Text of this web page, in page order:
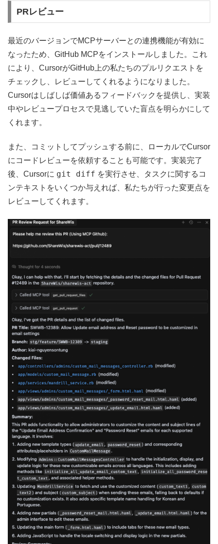
PRレビュー
最近のバージョンでMCPサーバーとの連携機能が有効に
なったため、GitHub MCPをインストールしました。これ
により、CursorがGitHub上の私たちのプルリクエストを
チェックし、レビューしてくれるようになりました。
Cursorはしばしば価値あるフィードバックを提供し、実装
中やレビュープロセスで見逃していた盲点を明らかにして
くれます。
また、コミットしてプッシュする前に、ローカルでCursor
にコードレビューを依頼することも可能です。実装完了
後、Cursorに git diff を実行させ、タスクに関するコ
ンテキストをいくつか与えれば、私たちが行った変更点を
レビューしてくれます。